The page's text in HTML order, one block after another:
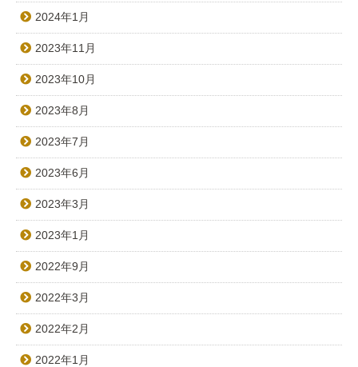
2024年1月
2023年11月
2023年10月
2023年8月
2023年7月
2023年6月
2023年3月
2023年1月
2022年9月
2022年3月
2022年2月
2022年1月